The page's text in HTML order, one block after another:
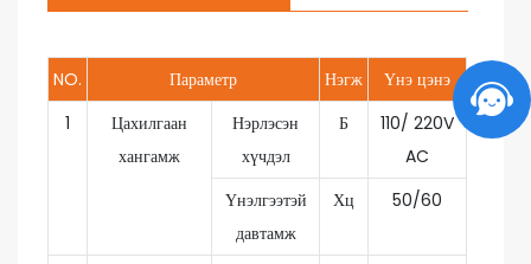
NO. Параметр Нэгж
Үнэ цэнэ
1
Цахилгаан
хангамж
Нэрлэсэн
хүчдэл
Б
110/ 220V
AC
Үнэлгээтэй
давтамж
Хц 50/60